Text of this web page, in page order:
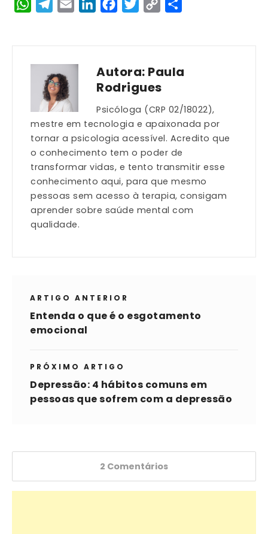
WhatsApp
Telegram
Email LinkedInFacebookTwitter
Copy
Autora: Paula
Rodrigues
Psicóloga (CRP 02/18022),
mestre em tecnologia e apaixonada por
tornar a psicologia acessível. Acredito que
o conhecimento tem o poder de
transformar vidas, e tento transmitir esse
conhecimento aqui, para que mesmo
pessoas sem acesso à terapia, consigam
aprender sobre saúde mental com
qualidade.
ARTIGO ANTERIOR
Entenda o que é o esgotamento
emocional
PRÓXIMO ARTIGO
Depressão: 4 hábitos comuns em
pessoas que sofrem com a depressão
2 Comentários